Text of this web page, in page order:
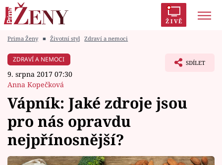
ŽIVĚ
Módní alarm
Zrádci
Témata
Celebrity
Prima Ženy ■ Životní styl Zdraví a nemoci
ZDRAVÍ A NEMOCI
9. srpna 2017 07:30
Anna Kopečková
SDÍLET
Vápník: Jaké zdroje jsou
pro nás opravdu
nejpřínosnější?